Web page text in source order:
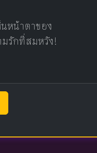
หน้าตาของ
มรักที่สมหวัง!